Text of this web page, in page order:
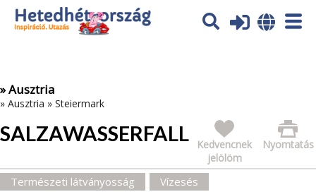
Az oldal sütiket (cookies) használ. További tájékoztatás itt:
Adatvédelmi tájékoztató
» Ausztria
» Ausztria » Steiermark
SALZAWASSERFALL Nyomtatás
Kedvencnek
jelölöm
Természeti látványosság Vízesés